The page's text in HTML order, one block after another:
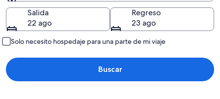
Destino
Salida
22 ago
Regreso
23 ago
Solo necesito hospedaje para una parte de mi viaje
Buscar